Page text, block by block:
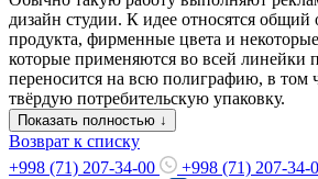
дизайн студии. К идее относятся общий
продукта, фирменные цвета и
которые применяются во всей линейки
переносится на всю полиграфию, в том
твёрдую потребительскую упаковку.
Показать полностью ↓
Возврат к списку
+998 (71) 207-34-00
+998 (71) 207-34-